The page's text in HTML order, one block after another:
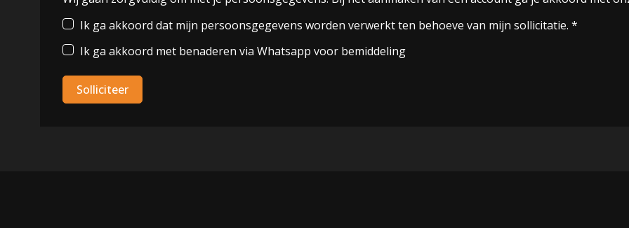
Ik ga akkoord dat mijn persoonsgegevens worden verwerkt ten behoeve van mijn sollicitatie. *
Ik ga akkoord met benaderen via Whatsapp voor bemiddeling
Solliciteer